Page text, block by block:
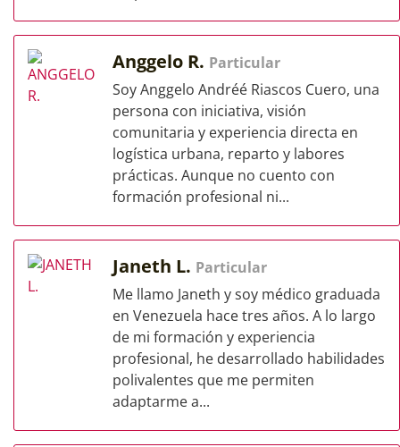
Anggelo R. Particular
Soy Anggelo Andréé Riascos Cuero, una
persona con iniciativa, visión
comunitaria y experiencia directa en
logística urbana, reparto y labores
prácticas. Aunque no cuento con
formación profesional ni...
Janeth L. Particular
Me llamo Janeth y soy médico graduada
en Venezuela hace tres años. A lo largo
de mi formación y experiencia
profesional, he desarrollado habilidades
polivalentes que me permiten
adaptarme a...